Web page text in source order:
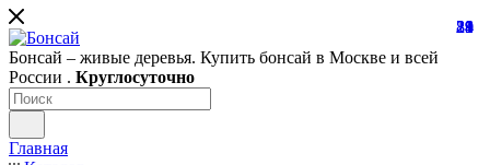
Бонсай – живые деревья. Купить бонсай в Москве и всей
России . Круглосуточно
Главная
81
19
28
21
1
24
39